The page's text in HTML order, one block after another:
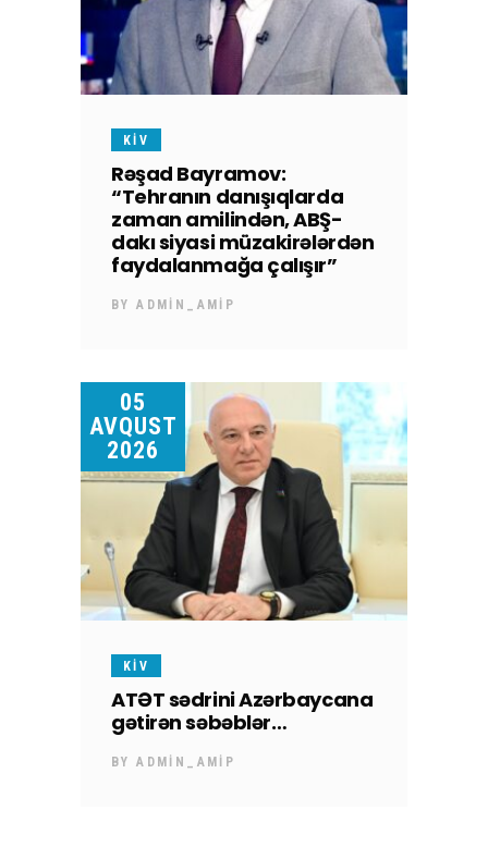
KİV
Rəşad Bayramov:
“Tehranın danışıqlarda
zaman amilindən, ABŞ-
dakı siyasi müzakirələrdən
faydalanmağa çalışır”
BYADMIN_AMIP
05
AVQUST
2026
KİV
ATƏT sədrini Azərbaycana
gətirən səbəblər…
BYADMIN_AMIP